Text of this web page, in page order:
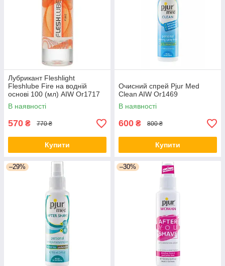
Лубрикант Fleshlight
Fleshlube Fire на водній
основі 100 (мл) AIW Or1717
В наявності
570 ₴ 770 ₴
Купити
Очисний спрей Pjur Med
Clean AIW Or1469
В наявності
600 ₴ 800 ₴
Купити
–29% –30%